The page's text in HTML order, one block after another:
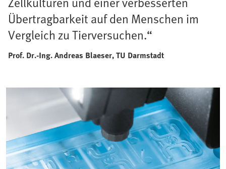
Übertragbarkeit auf den Menschen im
Vergleich zu Tierversuchen.“
Prof. Dr.-Ing. Andreas Blaeser, TU Darmstadt